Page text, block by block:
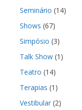
Seminário (14)
Shows (67)
Simpósio (3)
Talk Show(1)
Teatro (14)
Terapias (1)
Vestibular(2)